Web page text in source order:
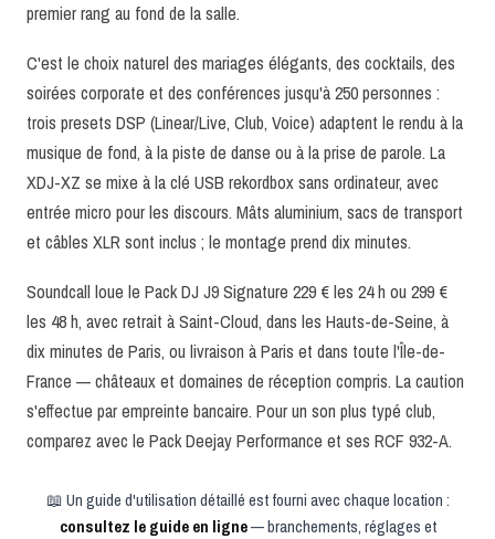
premier rang au fond de la salle.
C'est le choix naturel des mariages élégants, des cocktails, des
soirées corporate et des conférences jusqu'à 250 personnes :
trois presets DSP (Linear/Live, Club, Voice) adaptent le rendu à la
musique de fond, à la piste de danse ou à la prise de parole. La
XDJ-XZ se mixe à la clé USB rekordbox sans ordinateur, avec
entrée micro pour les discours. Mâts aluminium, sacs de transport
et câbles XLR sont inclus ; le montage prend dix minutes.
Soundcall loue le Pack DJ J9 Signature 229 € les 24 h ou 299 €
les 48 h, avec retrait à Saint-Cloud, dans les Hauts-de-Seine, à
dix minutes de Paris, ou livraison à Paris et dans toute l'Île-de-
France — châteaux et domaines de réception compris. La caution
s'effectue par empreinte bancaire. Pour un son plus typé club,
comparez avec le Pack Deejay Performance et ses RCF 932-A.
📖 Un guide d'utilisation détaillé est fourni avec chaque location :
consultez le guide en ligne— branchements, réglages et